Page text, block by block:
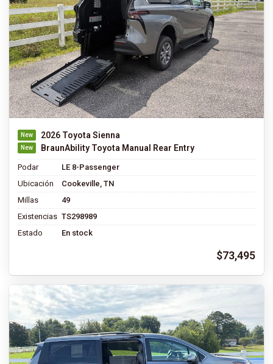
2026 Toyota Sienna
BraunAbility Toyota Manual Rear Entry
Podar
LE 8-Passenger
Ubicación
Cookeville, TN
Millas
49
Existencias TS298989
Estado
En stock
$73,495